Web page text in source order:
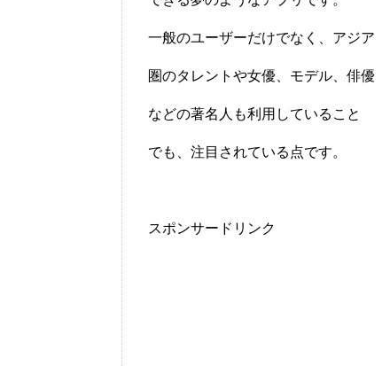
一般のユーザーだけでなく、アジア
圏のタレントや女優、モデル、俳優
などの著名人も利用していること
でも、注目されている点です。
スポンサードリンク